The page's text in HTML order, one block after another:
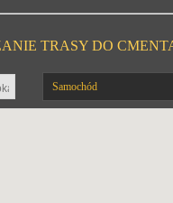
TRASY DO
Samochód